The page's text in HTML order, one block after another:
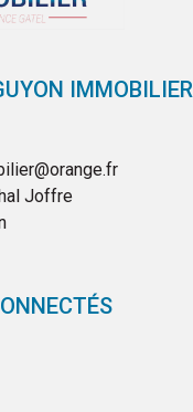
IMMOBILIER
Joffre